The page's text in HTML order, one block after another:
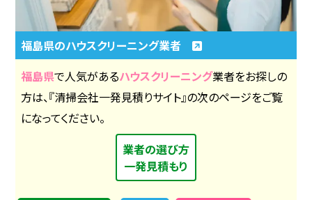
福島県のハウスクリーニング業者
福島県で人気があるハウスクリーニング業者をお探しの
方は、『清掃会社一発見積りサイト』の次のページをご覧
になってください。
業者の選び方
一発見積もり